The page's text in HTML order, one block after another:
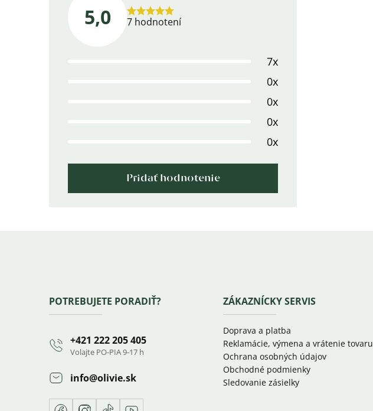
5,0
Priemerné
7 hodnotení
7x
0x
0x
0x
0x
Pridať hodnotenie
ZápätiePOTREBUJETE PORADIŤ?
+421 222 205 405
Volajte PO-PIA 9-17 h
info@olivie.sk
ZÁKAZNÍCKY SERVIS
Doprava a platba
Reklamácie, výmena a vrátenie tovaru
Ochrana osobných údajov
Obchodné podmienky
Sledovanie zásielky